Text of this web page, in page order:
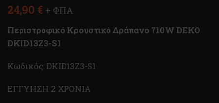
24,90 € + ΦΠΑ
Περιστροφικό Κρουστικό Δράπανο 710W DEKO
DKID13Z3-S1
Κωδικός: DKID13Z3-S1
ΕΓΓΥΗΣΗ 2 ΧΡΟΝΙΑ